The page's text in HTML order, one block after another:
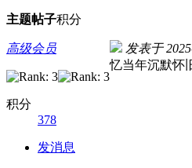
主题帖子积分
高级会员
积分
378
发消息
发表于
忆当年沉默怀